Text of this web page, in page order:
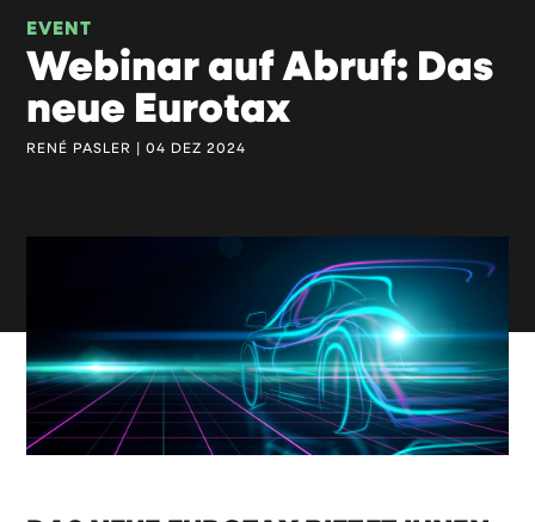
InhaltEVENT
Webinar auf Abruf: Das
neue Eurotax
RENÉ PASLER | 04 DEZ 2024